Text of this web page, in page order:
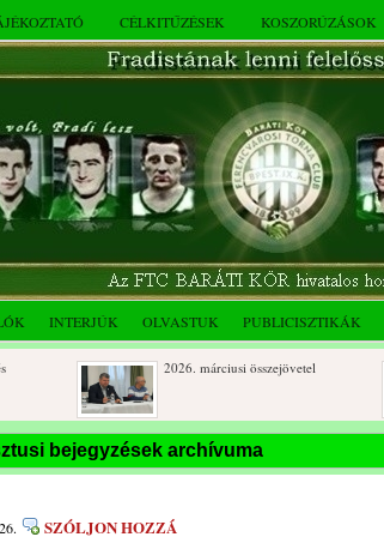
CÉLKITŰZÉSEK KOSZORÚZÁSOK
INTERJÚK OLVASTUK PUBLICISZTIKÁK
2026. márciusi összejövetel
Rendkívüli közgyűlés és a 2025.
novemberi összejövetel
bejegyzések archívuma
SZÓLJON HOZZÁ